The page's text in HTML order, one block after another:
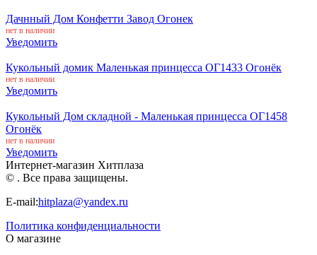
Дачнный Дом Конфетти Завод Огонек
нет в наличии
Уведомить
Кукольный домик Маленькая принцесса ОГ1433 Огонёк
нет в наличии
Уведомить
Кукольный Дом складной - Маленькая принцесса ОГ1458
Огонёк
нет в наличии
Уведомить
Интернет-магазин Хитплаза
© . Все права защищены.
E-mail:hitplaza@yandex.ru
Политика конфиденциальности
О магазине